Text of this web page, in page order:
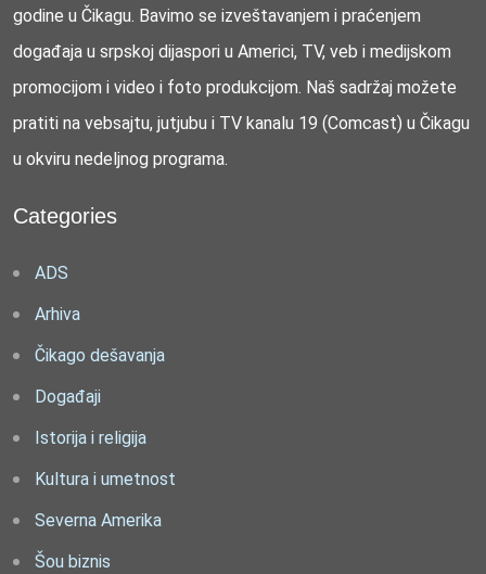
godine u Čikagu. Bavimo se izveštavanjem i praćenjem
događaja u srpskoj dijaspori u Americi, TV, veb i medijskom
promocijom i video i foto produkcijom. Naš sadržaj možete
pratiti na vebsajtu, jutjubu i TV kanalu 19 (Comcast) u Čikagu
u okviru nedeljnog programa.
Categories
ADS
Arhiva
Čikago dešavanja
Događaji
Istorija i religija
Kultura i umetnost
Severna Amerika
Šou biznis